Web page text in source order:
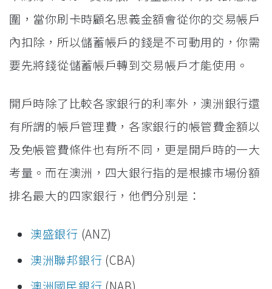
圍，當你刷卡時顧名思義金額會從你的交易帳戶
內扣除，所以儲蓄帳戶的錢是不可動用的，你需
要先將錢從儲蓄帳戶轉到交易帳戶才能使用。
開戶時除了比較各家銀行的利率外，澳洲銀行還
有所謂的帳戶管理費，各家銀行的帳管費金額以
及免帳管費條件也有所不同，更是開戶時的一大
考量。而在澳洲，四大銀行指的是根據市場份額
排名最大的四家銀行，他們分別是：
澳盛銀行 (ANZ)
澳洲聯邦銀行 (CBA)